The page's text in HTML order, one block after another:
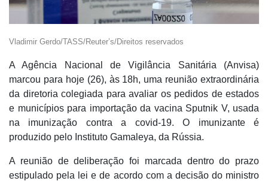
Vladimir Gerdo/TASS/Reuter’s/Direitos reservados
A Agência Nacional de Vigilância Sanitária (Anvisa)
marcou para hoje (26), às 18h, uma reunião extraordinária
da diretoria colegiada para avaliar os pedidos de estados
e municípios para importação da vacina Sputnik V, usada
na imunização contra a covid-19. O imunizante é
produzido pelo Instituto Gamaleya, da Rússia.
A reunião de deliberação foi marcada dentro do prazo
estipulado pela lei e de acordo com a decisão do ministro